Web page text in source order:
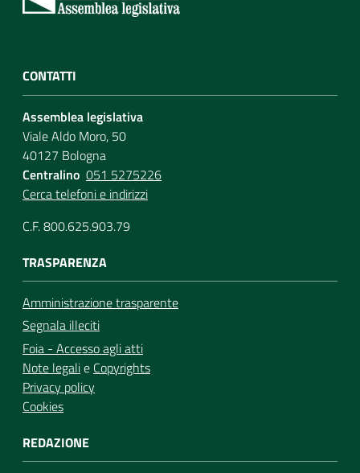
CONTATTI
Assemblea legislativa
Viale Aldo Moro, 50
40127 Bologna
Centralino 051 5275226
Cerca telefoni e indirizzi
C.F. 800.625.903.79
TRASPARENZA
Amministrazione trasparente
Segnala illeciti
Foia - Accesso agli atti
Note legalie Copyrights
Privacy policy
Cookies
REDAZIONE